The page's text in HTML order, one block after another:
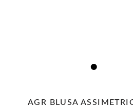
AGR BLUSA